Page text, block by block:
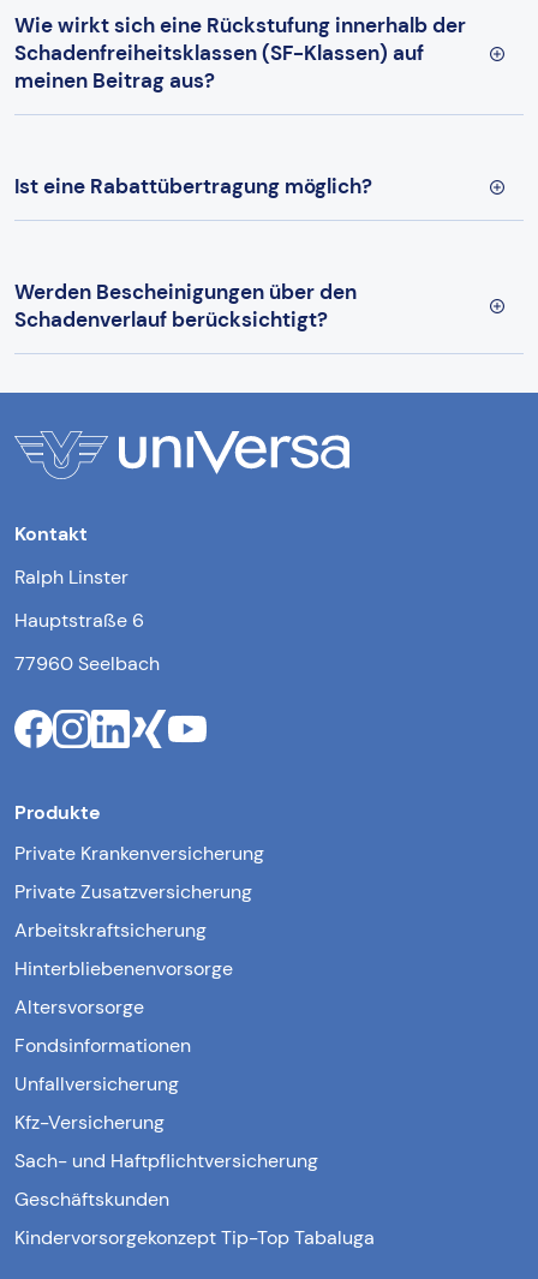
Wie wirkt sich eine Rückstufung innerhalb der
Schadenfreiheitsklassen (SF-Klassen) auf
meinen Beitrag aus?
Ist eine Rabattübertragung möglich?
Werden Bescheinigungen über den
Schadenverlauf berücksichtigt?
Kontakt
Ralph Linster
Hauptstraße 6
77960 Seelbach
Produkte
Private Krankenversicherung
Private Zusatzversicherung
Arbeitskraftsicherung
Hinterbliebenenvorsorge
Altersvorsorge
Fondsinformationen
Unfallversicherung
Kfz-Versicherung
Sach- und Haftpflichtversicherung
Geschäftskunden
Kindervorsorgekonzept Tip-Top Tabaluga